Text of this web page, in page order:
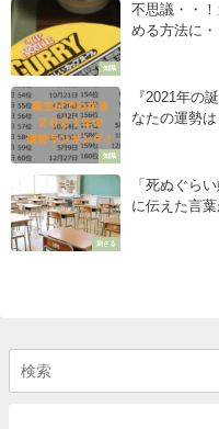
知識
不思議・・
める方法に・
知識
『2021年の
なたの運勢は
刺さる
「死ぬぐら
に伝えた言